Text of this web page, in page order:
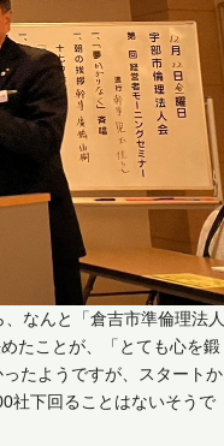
なんと「倉吉市準倫理法人
たことが、「とても心を鍛
たようですが、スタートか
社下回ることはないそうで